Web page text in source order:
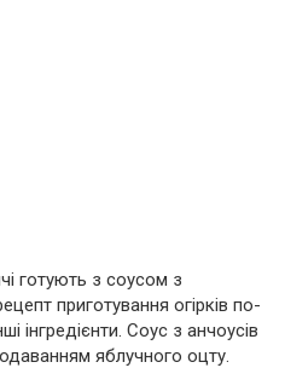
готують з соусом з
приготування огірків по-
інгредієнти. Соус з анчоусів
яблучного оцту.